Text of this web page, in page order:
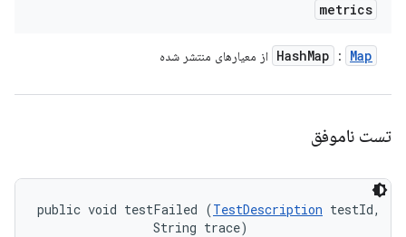
metrics
HashMap : Map از معیارهای منتشر شده
تست ناموفق
public void testFailed (TestDescription testId,
                String trace)